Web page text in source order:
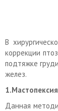
В
коррекции
подтяжке
желез.
Данная